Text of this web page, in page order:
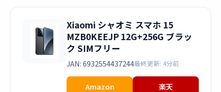
Xiaomi シャオミ スマホ 15
MZB0KEEJP 12G+256G ブラッ
ク SIMフリー
JAN: 6932554437244最終更新: 4分前
Amazon
楽天